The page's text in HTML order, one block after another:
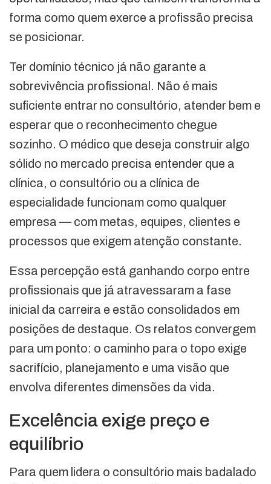
forma como quem exerce a profissão precisa
se posicionar.
Ter domínio técnico já não garante a
sobrevivência profissional. Não é mais
suficiente entrar no consultório, atender bem e
esperar que o reconhecimento chegue
sozinho. O médico que deseja construir algo
sólido no mercado precisa entender que a
clínica, o consultório ou a clínica de
especialidade funcionam como qualquer
empresa — com metas, equipes, clientes e
processos que exigem atenção constante.
Essa percepção está ganhando corpo entre
profissionais que já atravessaram a fase
inicial da carreira e estão consolidados em
posições de destaque. Os relatos convergem
para um ponto: o caminho para o topo exige
sacrifício, planejamento e uma visão que
envolva diferentes dimensões da vida.
Excelência exige preço e
equilíbrio
Para quem lidera o consultório mais badalado